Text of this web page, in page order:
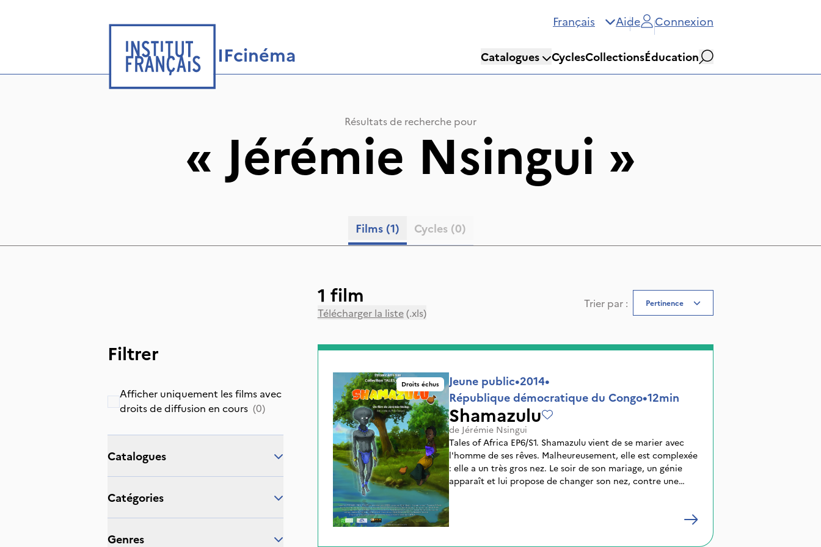
Français Aide Connexion
IFcinéma Catalogues CyclesCollectionsÉducation
Rechercher
Résultats de recherche pour
« Jérémie Nsingui »
Films (1) Cycles (0)
Filtrer
Afficher uniquement les films avec
droits de diffusion en cours (0)
catalogues
catégories
genres
1 film
Télécharger la liste(.xls)
Trier par : Pertinence
Droits échus Jeune public•2014•
République démocratique du Congo•12min
Shamazulu
de Jérémie Nsingui
Tales of Africa EP6/S1. Shamazulu vient de se marier avec
l'homme de ses rêves. Malheureusement, elle est complexée
: elle a un très gros nez. Le soir de son mariage, un génie
apparaît et lui propose de changer son nez, contre une
promesse : ne jamais abandonner son mari.